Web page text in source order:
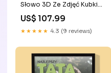
Słowo 3D Ze Zdjęć Kubki
US$ 107.99
★★★★★ 4.3 (9 reviews)